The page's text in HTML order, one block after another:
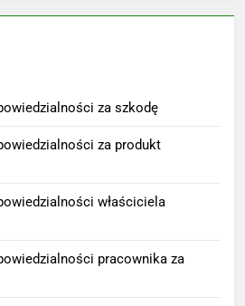
za szkodę
za produkt
właściciela
pracownika za